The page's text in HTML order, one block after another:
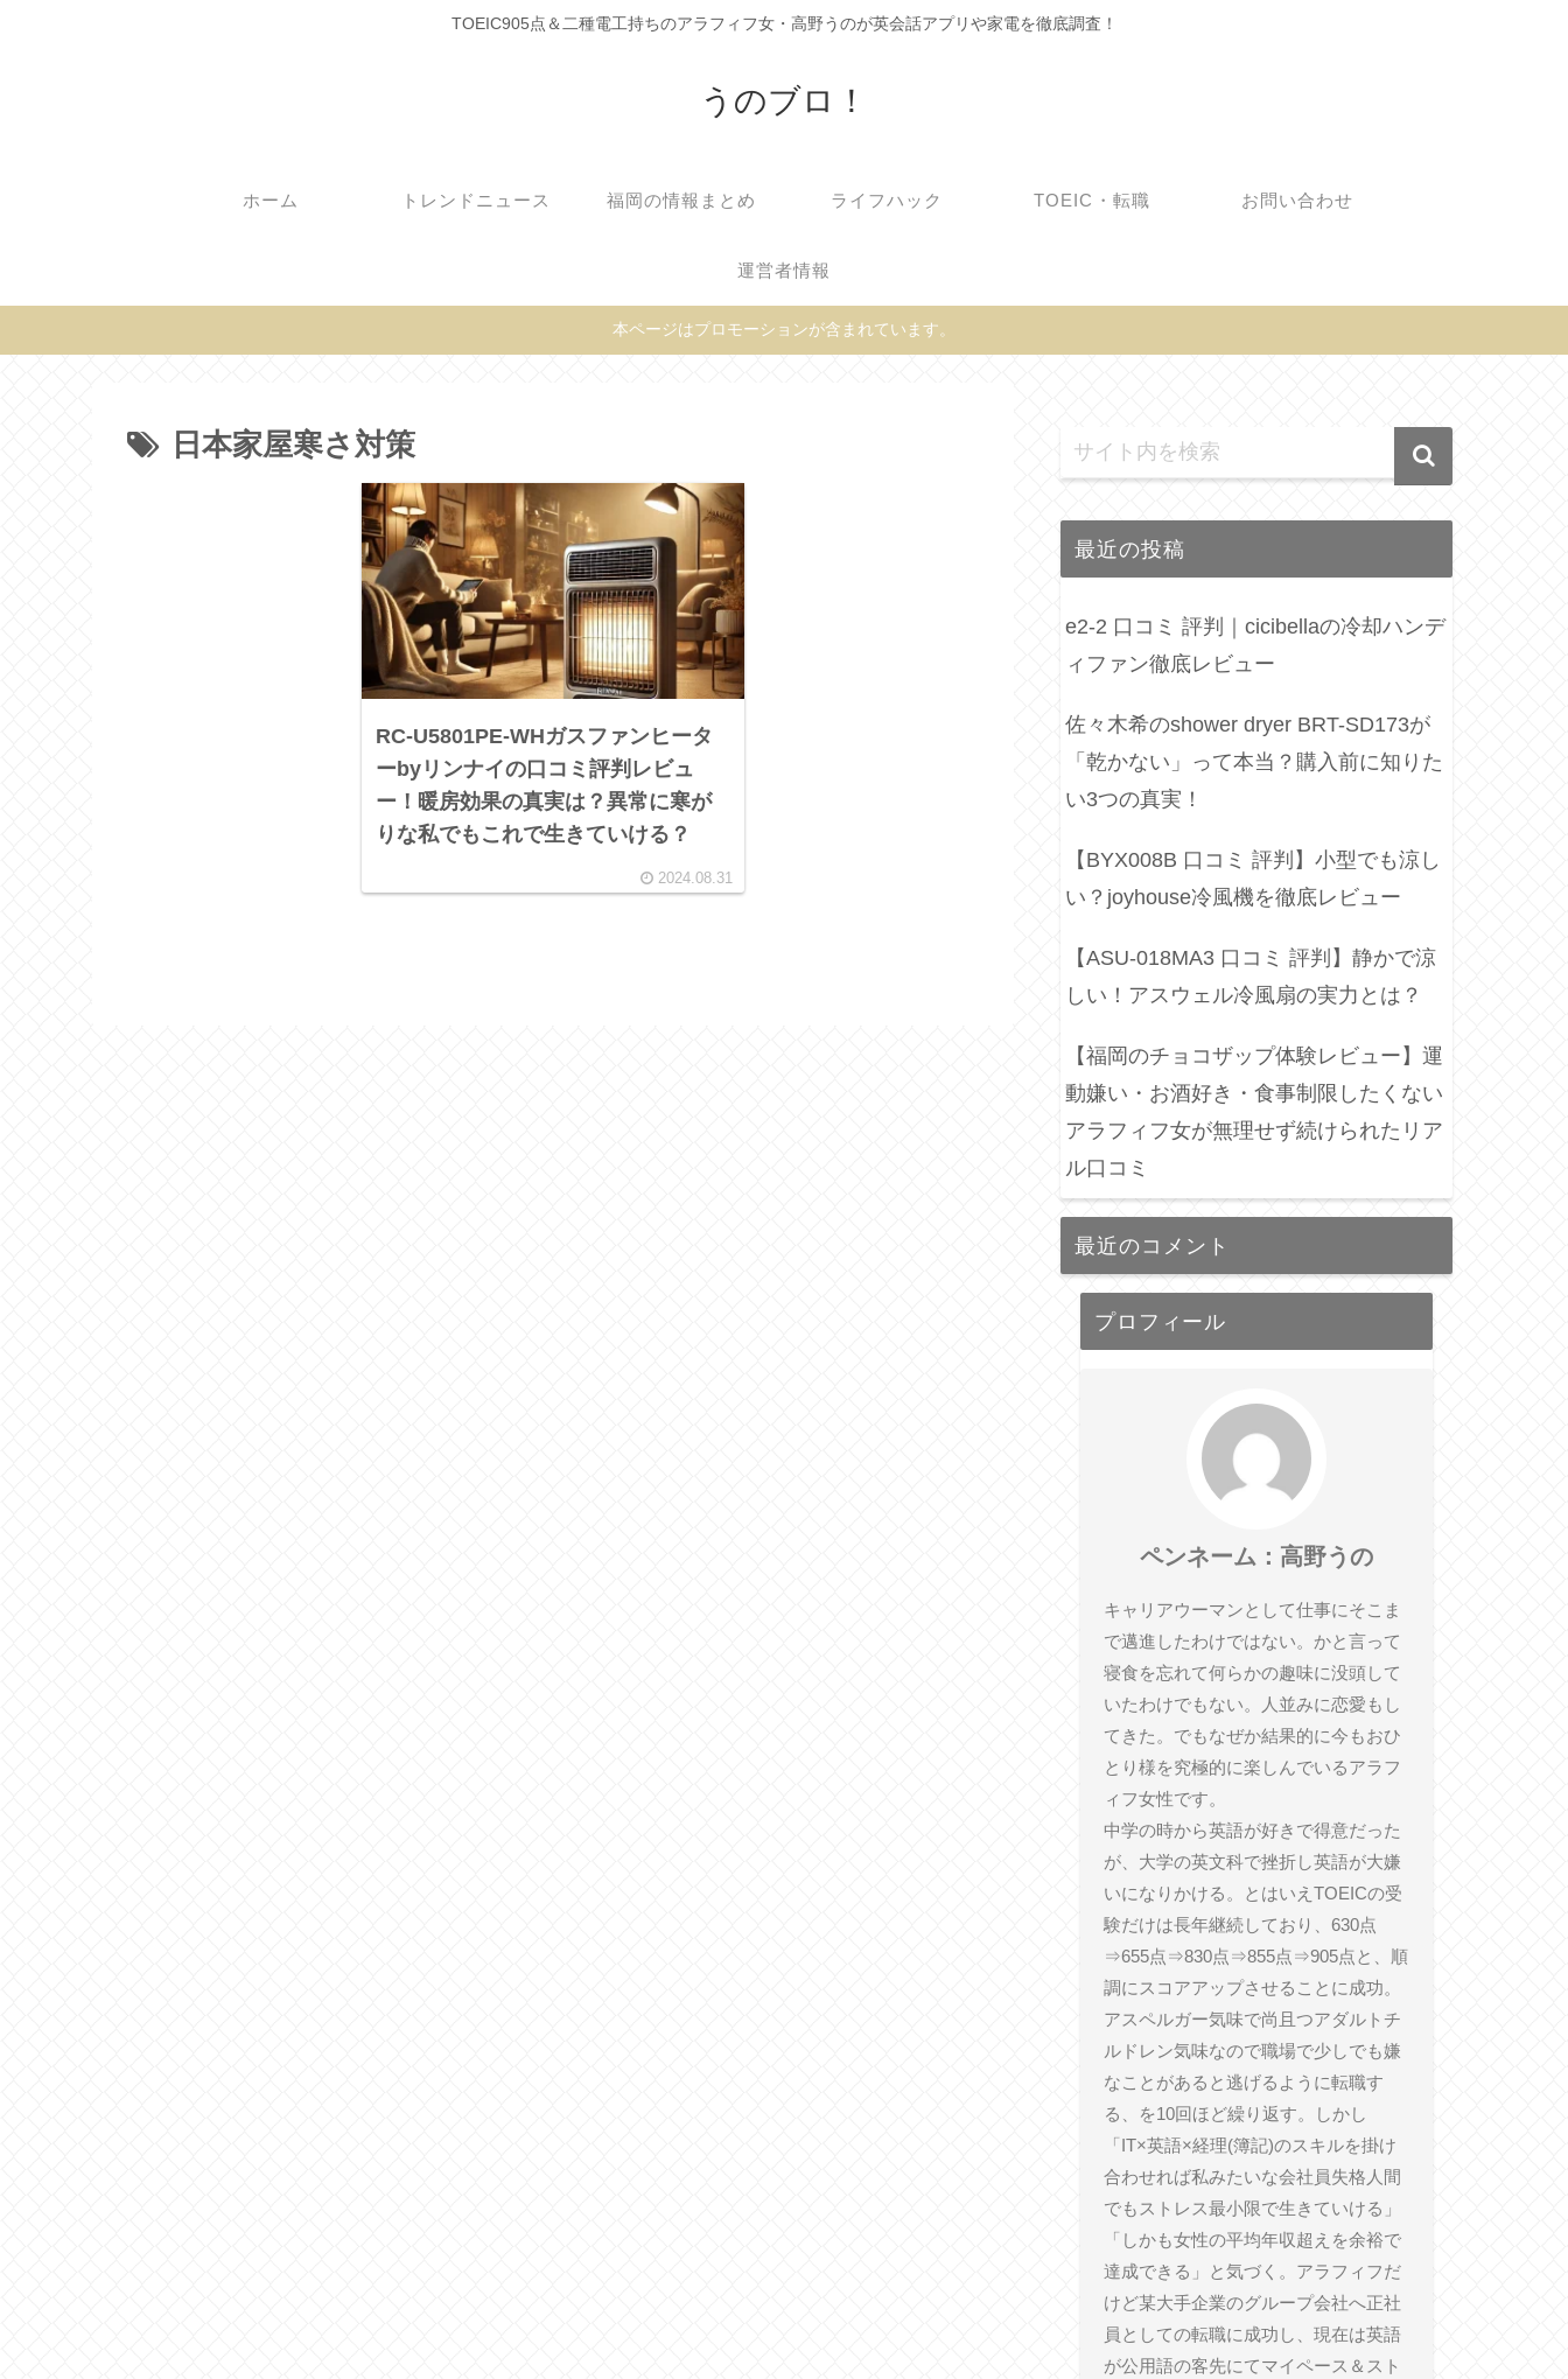
TOEIC905点＆二種電工持ちのアラフィフ女・高野うのが英会話アプリや家電を徹底調査！
うのブロ！
ホーム トレンドニュース 福岡の情報まとめ ライフハック TOEIC・転職 お問い合わせ
運営者情報
本ページはプロモーションが含まれています。
日本家屋寒さ対策
RC-U5801PE-WHガスファンヒータ
ーbyリンナイの口コミ評判レビュ
ー！暖房効果の真実は？異常に寒が
りな私でもこれで生きていける？
2024.08.31
最近の投稿
e2-2 口コミ 評判｜cicibellaの冷却ハンデ
ィファン徹底レビュー
佐々木希のshower dryer BRT-SD173が
「乾かない」って本当？購入前に知りた
い3つの真実！
【BYX008B 口コミ 評判】小型でも涼し
い？joyhouse冷風機を徹底レビュー
【ASU-018MA3 口コミ 評判】静かで涼
しい！アスウェル冷風扇の実力とは？
【福岡のチョコザップ体験レビュー】運
動嫌い・お酒好き・食事制限したくない
アラフィフ女が無理せず続けられたリア
ル口コミ
最近のコメント
プロフィール
ペンネーム：高野うの
キャリアウーマンとして仕事にそこま
で邁進したわけではない。かと言って
寝食を忘れて何らかの趣味に没頭して
いたわけでもない。人並みに恋愛もし
てきた。でもなぜか結果的に今もおひ
とり様を究極的に楽しんでいるアラフ
ィフ女性です。
中学の時から英語が好きで得意だった
が、大学の英文科で挫折し英語が大嫌
いになりかける。とはいえTOEICの受
験だけは長年継続しており、630点
⇒655点⇒830点⇒855点⇒905点と、順
調にスコアアップさせることに成功。
アスペルガー気味で尚且つアダルトチ
ルドレン気味なので職場で少しでも嫌
なことがあると逃げるように転職す
る、を10回ほど繰り返す。しかし
「IT×英語×経理(簿記)のスキルを掛け
合わせれば私みたいな会社員失格人間
でもストレス最小限で生きていける」
「しかも女性の平均年収超えを余裕で
達成できる」と気づく。アラフィフだ
けど某大手企業のグループ会社へ正社
員としての転職に成功し、現在は英語
が公用語の客先にてマイペース＆スト